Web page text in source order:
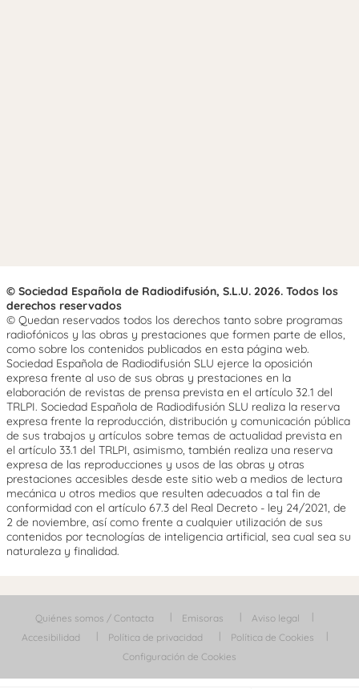
© Sociedad Española de Radiodifusión, S.L.U. 2026. Todos los
derechos reservados
© Quedan reservados todos los derechos tanto sobre programas
radiofónicos y las obras y prestaciones que formen parte de ellos,
como sobre los contenidos publicados en esta página web.
Sociedad Española de Radiodifusión SLU ejerce la oposición
expresa frente al uso de sus obras y prestaciones en la
elaboración de revistas de prensa prevista en el artículo 32.1 del
TRLPI. Sociedad Española de Radiodifusión SLU realiza la reserva
expresa frente la reproducción, distribución y comunicación pública
de sus trabajos y artículos sobre temas de actualidad prevista en
el artículo 33.1 del TRLPI, asimismo, también realiza una reserva
expresa de las reproducciones y usos de las obras y otras
prestaciones accesibles desde este sitio web a medios de lectura
mecánica u otros medios que resulten adecuados a tal fin de
conformidad con el artículo 67.3 del Real Decreto - ley 24/2021, de
2 de noviembre, así como frente a cualquier utilización de sus
contenidos por tecnologías de inteligencia artificial, sea cual sea su
naturaleza y finalidad.
Quiénes somos / Contacta Emisoras
Aviso legal
Accesibilidad
Política de privacidad
Política de Cookies
Configuración de Cookies